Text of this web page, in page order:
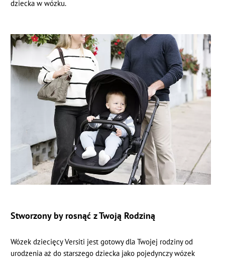
dziecka w wózku.
Stworzony by rosnąć z Twoją Rodziną
Wózek dziecięcy Versiti jest gotowy dla Twojej rodziny od
urodzenia aż do starszego dziecka jako pojedynczy wózek